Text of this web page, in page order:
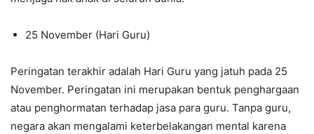
25 November (Hari Guru)
Peringatan terakhir adalah Hari Guru yang jatuh pada 25
November. Peringatan ini merupakan bentuk penghargaan
atau penghormatan terhadap jasa para guru. Tanpa guru,
negara akan mengalami keterbelakangan mental karena